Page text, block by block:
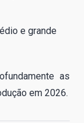
e grande
as
em 2026.